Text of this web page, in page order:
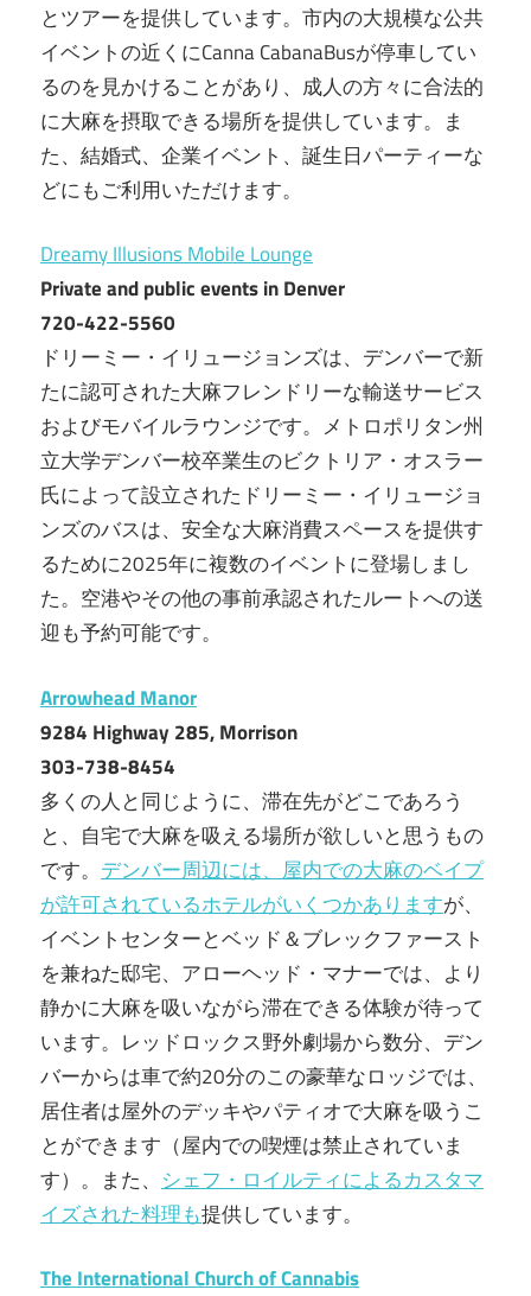
とツアーを提供しています。市内の大規模な公共
イベントの近くにCanna CabanaBusが停車してい
るのを見かけることがあり、成人の方々に合法的
に大麻を摂取できる場所を提供しています。ま
た、結婚式、企業イベント、誕生日パーティーな
どにもご利用いただけます。
Dreamy Illusions Mobile Lounge
Private and public events in Denver
720-422-5560
ドリーミー・イリュージョンズは、デンバーで新
たに認可された大麻フレンドリーな輸送サービス
およびモバイルラウンジです。メトロポリタン州
立大学デンバー校卒業生のビクトリア・オスラー
氏によって設立されたドリーミー・イリュージョ
ンズのバスは、安全な大麻消費スペースを提供す
るために2025年に複数のイベントに登場しまし
た。空港やその他の事前承認されたルートへの送
迎も予約可能です。
Arrowhead Manor
9284 Highway 285, Morrison
303-738-8454
多くの人と同じように、滞在先がどこであろう
と、自宅で大麻を吸える場所が欲しいと思うもの
です。 デンバー周辺には、屋内での大麻のベイプ
が許可されているホテルがいくつかありますが、
イベントセンターとベッド＆ブレックファースト
を兼ねた邸宅、アローヘッド・マナーでは、より
静かに大麻を吸いながら滞在できる体験が待って
います。レッドロックス野外劇場から数分、デン
バーからは車で約20分のこの豪華なロッジでは、
居住者は屋外のデッキやパティオで大麻を吸うこ
とができます（屋内での喫煙は禁止されていま
す）。また、 シェフ・ロイルティによるカスタマ
イズされた料理も提供しています。
The International Church of Cannabis